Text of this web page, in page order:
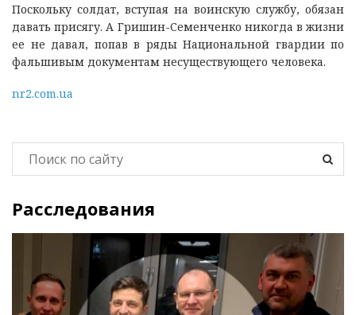
Поскольку солдат, вступая на воинскую службу, обязан
давать присягу. А Гришин-Семенченко никогда в жизни
ее не давал, попав в ряды Национальной гвардии по
фальшивым документам несуществующего человека.
nr2.com.ua
Расследования